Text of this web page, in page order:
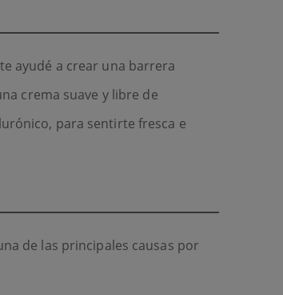
ayudé a crear una barrera
crema suave y libre de
para sentirte fresca e
de las principales causas por